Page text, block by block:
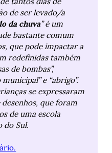
de ser levado/a
da chuva” é um
bastante comum
que pode impactar a
redefinidas também
de bombas”,
municipal” e “abrigo”.
se expressaram
que foram
de uma escola
do Sul.